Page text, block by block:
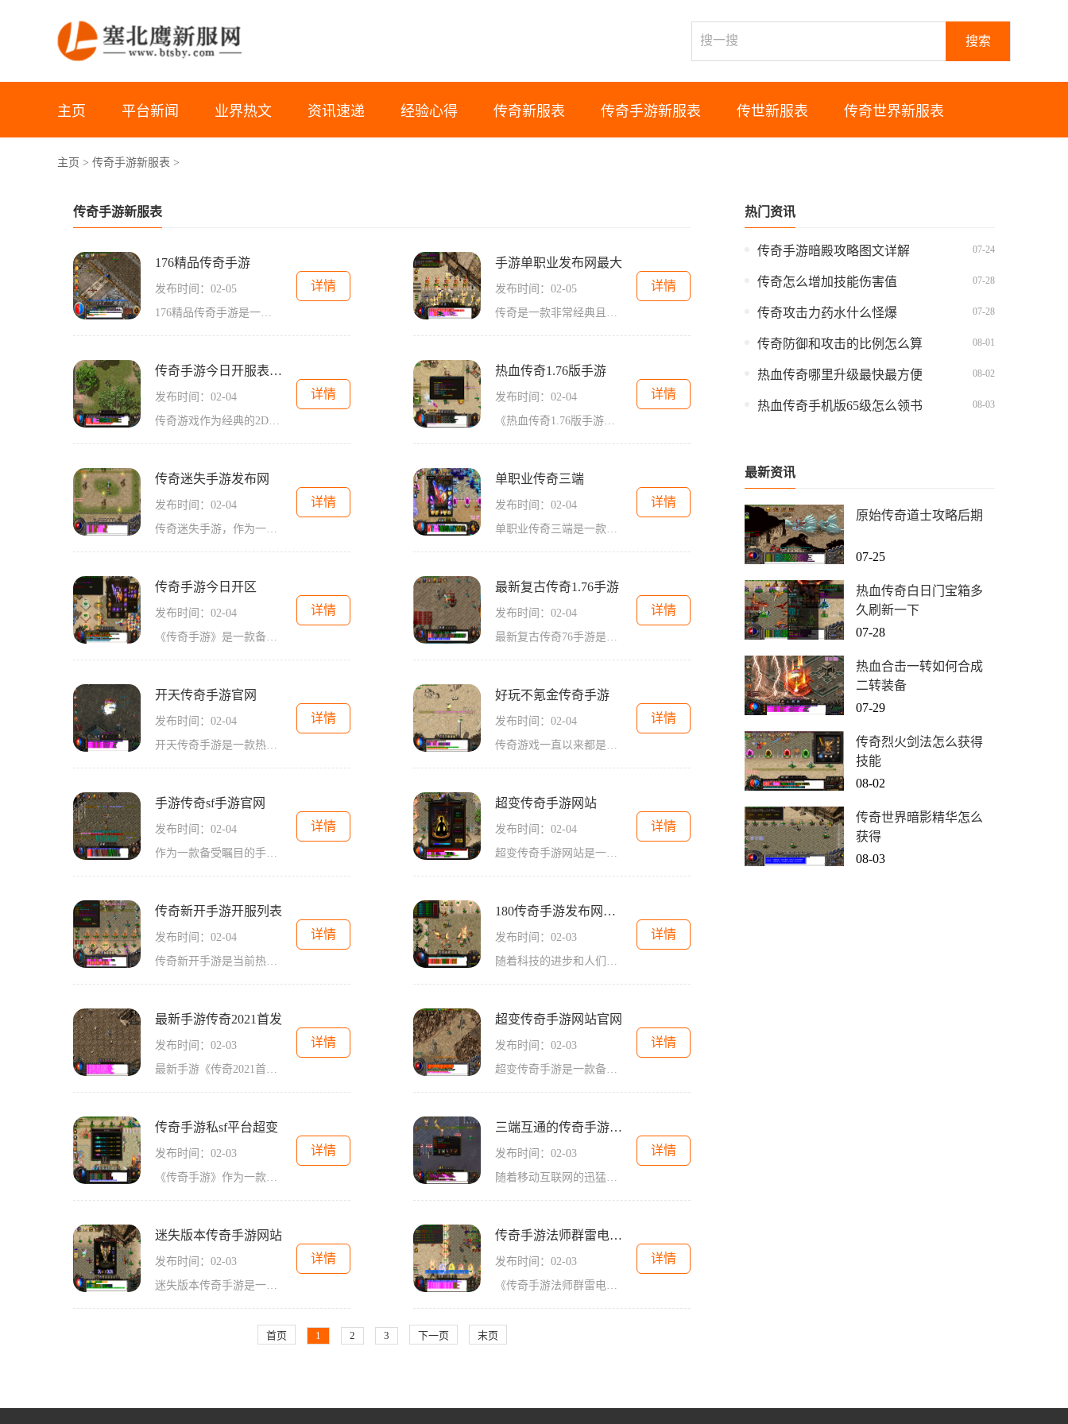
搜索
主页 平台新闻 业界热文 资讯速递 经验心得 传奇新服表 传奇手游新服表 传世新服表 传奇世界新服表
主页 > 传奇手游新服表 >
传奇手游新服表
176精品传奇手游
发布时间：02-05
176精品传奇手游是一款备受玩家热爱的角色扮演游戏。该游戏以经典的传奇故事为背景，融入了创新的游戏元素，给玩家带来了全新的游戏体验。在这款游戏中，玩家可以选择不同的职
详情
手游单职业发布网最大
发布时间：02-05
传奇是一款非常经典且富有魅力的2D游戏，属于角色扮演类游戏。这款游戏的最大特点就是可以实现万人在线，玩家之间可以进行互动，打破了传统游戏的限制，给玩家带来了更加真实而
详情
传奇手游今日开服表公布
发布时间：02-04
传奇游戏作为经典的2D游戏类型，一直以来都备受玩家关注和喜爱。此次，有好消息传来，关于传奇手游今天开服表的消息公布，引起了广大玩家的热切期待。让我们一起来了解一下这款
详情
热血传奇1.76版手游
发布时间：02-04
《热血传奇1.76版手游》是一款经典的2D角色扮演游戏，以其万人在线和玩家互动的特点而备受玩家喜爱。玩家可以通过不断练级提升自己的实力，利用装备生产和升级系统打造强力的装
详情
传奇迷失手游发布网
发布时间：02-04
传奇迷失手游，作为一款经典的2D角色扮演游戏，拥有万人在线、玩家互动等丰富的特点，成为了无数玩家的心头之好。游戏中融入了许多独特的玩法和系统，让玩家们沉浸在传奇的世界
详情
单职业传奇三端
发布时间：02-04
单职业传奇三端是一款经典的2D游戏，它是一款角色扮演游戏。该游戏具有万人在线的特点，玩家可以进行互动，并且可以自由进行交易。玩家可以通过击杀怪物、完成任务等方式来获得
详情
传奇手游今日开区
发布时间：02-04
《传奇手游》是一款备受期待的手机游戏，在今日迎来了新的开区。该游戏是以经典的传奇网络游戏为原型，重新打造而来，为玩家呈现了一个全新的传奇世界。作为一款动作冒险类游
详情
最新复古传奇1.76手游
发布时间：02-04
最新复古传奇76手游是一款基于经典传奇76版本改编的手机游戏。这款游戏通过重现经典的职业选择、装备系统、战斗机制等元素，带给玩家全新的游戏体验。在这个游戏中，玩家将扮演
详情
开天传奇手游官网
发布时间：02-04
开天传奇手游是一款热门的2D角色扮演游戏，以传奇为背景，拥有万人在线的玩家互动模式。游戏中有精彩的大主线剧情系统和独特的5大技能系统，提供了丰富的职业选择，包括战士职
详情
好玩不氪金传奇手游
发布时间：02-04
传奇游戏一直以来都是游戏界的经典代表，它的出现让无数玩家沉迷其中。而一款集合了传奇元素的2D游戏——《好玩不氪金传奇手游》隆重登场，给玩家们带来了全新的角色扮演体验。
详情
手游传奇sf手游官网
发布时间：02-04
作为一款备受瞩目的手机游戏，《手游传奇sf手游官网》在市场上的火爆程度可见一斑。它集合了手游传奇的经典玩法，为玩家们带来了一场精彩纷呈的游戏体验。下面我们将会为大家详
详情
超变传奇手游网站
发布时间：02-04
超变传奇手游网站是一款备受玩家喜爱的手机游戏平台。游戏以传奇题材为背景，采用了超变的玩法，给玩家带来前所未有的游戏体验。作为一款传奇游戏，超变传奇手游网站之所以备
详情
传奇新开手游开服列表
发布时间：02-04
传奇新开手游是当前热门的游戏类型之一，每天都有大量的玩家涌入这个世界。为了让大家更好地了解传奇新开手游，我们特意整理了最新的开服列表，并提供了一些游戏的具体玩法介
详情
180传奇手游发布网新开服
发布时间：02-03
随着科技的进步和人们对游戏娱乐的需求不断增长，现在的手游市场变得越来越繁荣。在众多手游中，传奇系列一直以其经典的玩法和刺激的战斗火爆全球。今天，我们荣幸地向大家介
详情
最新手游传奇2021首发
发布时间：02-03
最新手游《传奇2021首发》已经正式上线！这是一款世界级的MMORPG游戏，以其精美的画面、独特的玩法和丰富的内容，吸引了无数玩家的关注和热爱。在这个虚拟的游戏世界中，玩家将踏
详情
超变传奇手游网站官网
发布时间：02-03
超变传奇手游是一款备受玩家喜爱的手机游戏，它凭借其精美的画面、刺激的战斗模式和丰富多样的玩法而深受玩家们的喜爱。作为一名热爱传奇游戏的玩家，相信大家对于超变传奇手
详情
传奇手游私sf平台超变
发布时间：02-03
《传奇手游》作为一款经典的游戏，在手游平台上推出后，受到了广大玩家们的追捧。私sf平台超变作为其中的一种玩法，更是在游戏内增添了更多的乐趣。下面，就让我们一起来详细了
详情
三端互通的传奇手游单职业
发布时间：02-03
随着移动互联网的迅猛发展，手机游戏已经成为现代人生活的重要组成部分。无论是上下班途中、闲暇时刻，还是各种小聚会，都少不了手机游戏的陪伴。而在众多手机游戏中，有一类
详情
迷失版本传奇手游网站
发布时间：02-03
迷失版本传奇手游是一款备受玩家喜爱的传奇类网游。它通过高度还原经典传奇版本，带给玩家们沉浸式的游戏体验。在这个游戏中，玩家可以选择不同的职业，与好友一起探索广阔的
详情
传奇手游法师群雷电版本
发布时间：02-03
《传奇手游法师群雷电版本》是一款备受玩家喜爱的2D角色扮演游戏，以其多人在线和玩家互动的特点而闻名。在这个游戏中，玩家可以选择不同的职业，其中战士职业是最为热门的选择
详情
首页 1 2 3 下一页 末页
热门资讯
传奇手游暗殿攻略图文详解 07-24
传奇怎么增加技能伤害值 07-28
传奇攻击力药水什么怪爆 07-28
传奇防御和攻击的比例怎么算 08-01
热血传奇哪里升级最快最方便 08-02
热血传奇手机版65级怎么领书 08-03
最新资讯
原始传奇道士攻略后期
07-25
热血传奇白日门宝箱多
久刷新一下
07-28
热血合击一转如何合成
二转装备
07-29
传奇烈火剑法怎么获得
技能
08-02
传奇世界暗影精华怎么
获得
08-03